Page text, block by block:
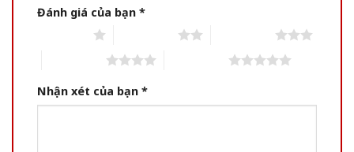
Đánh giá của bạn *
Nhận xét của bạn *